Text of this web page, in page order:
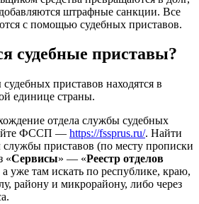
штрафные санкции. Все
с помощью судебных приставов.
судебные приставы?
приставов находятся в
единице страны.
отдела службы судебных
ФССП — https://fssprus.ru/. Найти
приставов (по месту прописки
«Сервисы» — «Реестр отделов
а уже там искать по республике, краю,
району и микрорайону, либо через